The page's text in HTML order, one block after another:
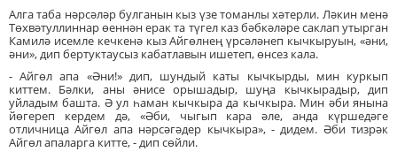
Алга таба нәрсәләр булганын кыз үзе томанлы хәтерли. Ләкин менә
Төхвәтуллиннар өеннән ерак та түгел каз бәбкәләре саклап утырган
Камилә исемле кечкенә кыз Айгөлнең үрсәләнеп кычкыруын, «әни,
әни», дип бертуктаусыз кабатлавын ишетеп, өнсез кала.
- Айгөл апа «Әни!» дип, шундый каты кычкырды, мин куркып
киттем. Бәлки, аны әнисе орышадыр, шуңа кычкырадыр, дип
уйладым башта. Ә ул һаман кычкыра да кычкыра. Мин әби янына
йөгереп кердем дә, «Әби, чыгып кара әле, анда күршедәге
отличница Айгөл апа нәрсәгәдер кычкыра», - дидем. Әби тизрәк
Айгөл апаларга китте, - дип сөйли.